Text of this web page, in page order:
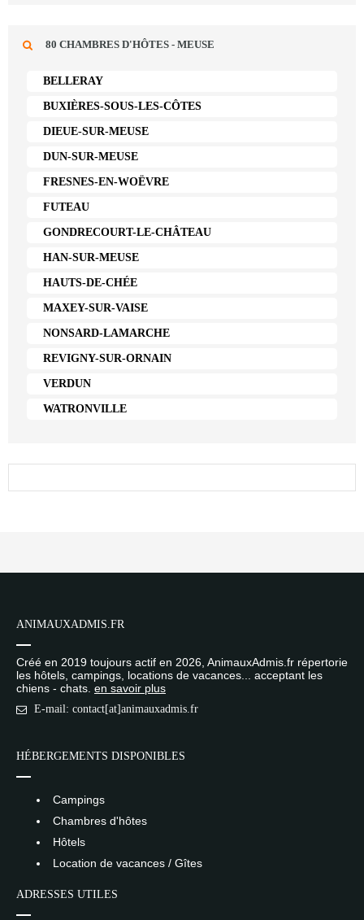
80 CHAMBRES D'HÔTES - MEUSE
BELLERAY
BUXIÈRES-SOUS-LES-CÔTES
DIEUE-SUR-MEUSE
DUN-SUR-MEUSE
FRESNES-EN-WOËVRE
FUTEAU
GONDRECOURT-LE-CHÂTEAU
HAN-SUR-MEUSE
HAUTS-DE-CHÉE
MAXEY-SUR-VAISE
NONSARD-LAMARCHE
REVIGNY-SUR-ORNAIN
VERDUN
WATRONVILLE
ANIMAUXADMIS.FR
Créé en 2019 toujours actif en 2026, AnimauxAdmis.fr répertorie
les hôtels, campings, locations de vacances... acceptant les
chiens - chats. en savoir plus
E-mail: contact[at]animauxadmis.fr
HÉBERGEMENTS DISPONIBLES
Campings
Chambres d'hôtes
Hôtels
Location de vacances / Gîtes
ADRESSES UTILES